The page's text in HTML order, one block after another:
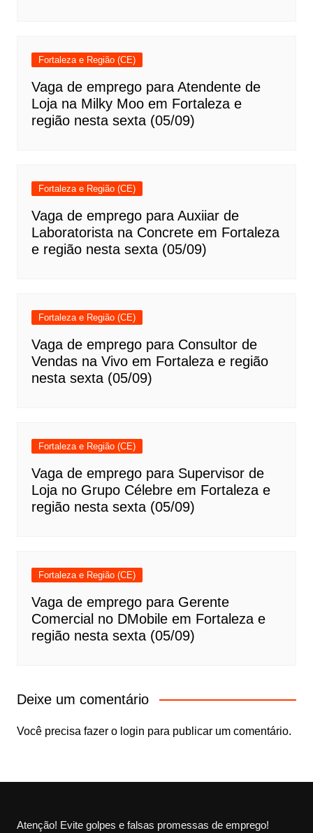
Fortaleza e Região (CE)
Vaga de emprego para Atendente de
Loja na Milky Moo em Fortaleza e
região nesta sexta (05/09)
Fortaleza e Região (CE)
Vaga de emprego para Auxiiar de
Laboratorista na Concrete em Fortaleza
e região nesta sexta (05/09)
Fortaleza e Região (CE)
Vaga de emprego para Consultor de
Vendas na Vivo em Fortaleza e região
nesta sexta (05/09)
Fortaleza e Região (CE)
Vaga de emprego para Supervisor de
Loja no Grupo Célebre em Fortaleza e
região nesta sexta (05/09)
Fortaleza e Região (CE)
Vaga de emprego para Gerente
Comercial no DMobile em Fortaleza e
região nesta sexta (05/09)
Deixe um comentário
Você precisa fazer o login para publicar um comentário.
Atenção! Evite golpes e falsas promessas de emprego!